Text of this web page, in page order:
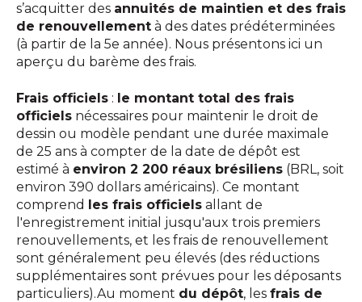
s’acquitter des annuités de maintien et des frais
de renouvellement à des dates prédéterminées
(à partir de la 5e année). Nous présentons ici un
aperçu du barème des frais.
Frais officiels : le montant total des frais
officiels nécessaires pour maintenir le droit de
dessin ou modèle pendant une durée maximale
de 25 ans à compter de la date de dépôt est
estimé à environ 2 200 réaux brésiliens (BRL, soit
environ 390 dollars américains). Ce montant
comprend les frais officiels allant de
l'enregistrement initial jusqu'aux trois premiers
renouvellements, et les frais de renouvellement
sont généralement peu élevés (des réductions
supplémentaires sont prévues pour les déposants
particuliers).Au moment du dépôt, les frais de